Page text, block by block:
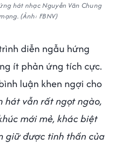
hát nhạc Nguyễn Văn Chung
(Ảnh: FBNV)
diễn ngẫu hứng
ít phản ứng tích cực.
luận khen ngợi cho
hát vẫn rất ngọt ngào,
mới mẻ, khác biệt
giữ được tinh thần của